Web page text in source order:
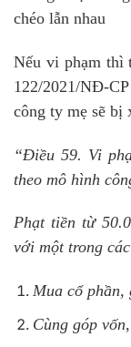
chéo lẫn nhau
Nếu vi phạm thì
122/2021/NĐ-
công ty mẹ sẽ bị
“Điều 59. Vi
theo mô hình
Phạt tiền từ
với một trong
Mua cổ phần,
Cùng góp